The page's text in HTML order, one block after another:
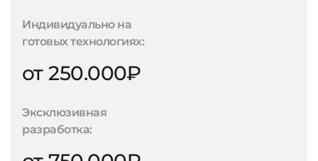
Индивидуально на
готовых технологиях:
от 250.000₽
Эксклюзивная
разработка: